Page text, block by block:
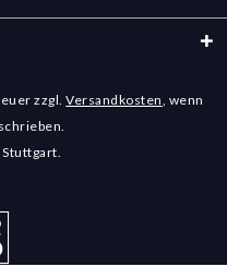
zzgl.Versandkosten, wenn
Stuttgart.